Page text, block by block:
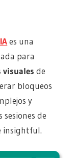
es una
para
visuales de
bloqueos
y
de
insightful.